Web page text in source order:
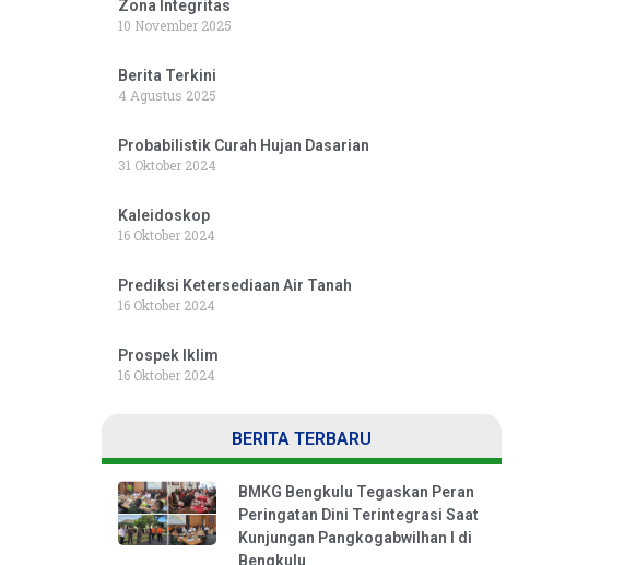
Zona Integritas
10 November 2025
Berita Terkini
4 Agustus 2025
Probabilistik Curah Hujan Dasarian
31 Oktober 2024
Kaleidoskop
16 Oktober 2024
Prediksi Ketersediaan Air Tanah
16 Oktober 2024
Prospek Iklim
16 Oktober 2024
BERITA TERBARU
BMKG Bengkulu Tegaskan Peran
Peringatan Dini Terintegrasi Saat
Kunjungan Pangkogabwilhan I di
Bengkulu